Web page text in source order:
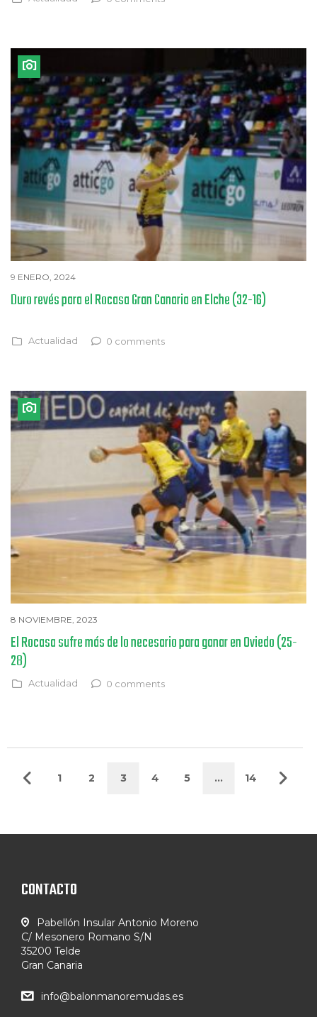
9 ENERO, 2024
Duro revés para el Rocasa Gran Canaria en Elche (32-16)
Actualidad 0 comments
8 NOVIEMBRE, 2023
El Rocasa sufre más de lo necesario para ganar en Oviedo (25-
28)
Actualidad 0 comments
1 2 3 4 5 … 14
CONTACTO
Pabellón Insular Antonio Moreno
C/ Mesonero Romano S/N
35200 Telde
Gran Canaria
info@balonmanoremudas.es